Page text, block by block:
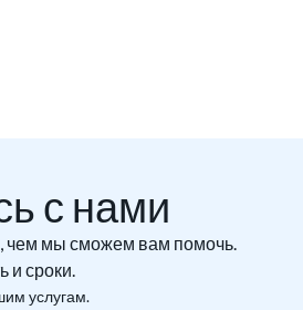
с нами
чем мы сможем вам помочь.
и сроки.
услугам.